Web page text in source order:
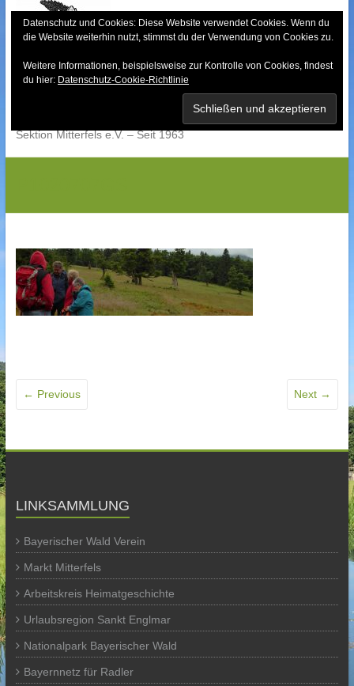
content
Bayerischer Wald-
Sektion Mitterfels e.V. – Seit 1963
← Previous Next →
LINKSAMMLUNG
Bayerischer Wald Verein
Markt Mitterfels
Arbeitskreis Heimatgeschichte
Urlaubsregion Sankt Englmar
Nationalpark Bayerischer Wald
Bayernnetz für Radler
Datenschutz und Cookies: Diese Website verwendet Cookies. Wenn du
die Website weiterhin nutzt, stimmst du der Verwendung von Cookies zu.
Weitere Informationen, beispielsweise zur Kontrolle von Cookies, findest
du hier: Datenschutz-Cookie-Richtlinie